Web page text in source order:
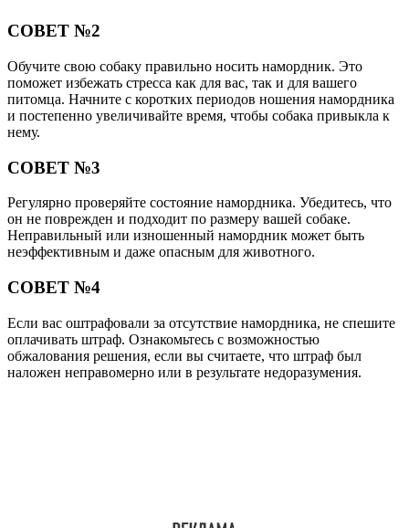
СОВЕТ №2
Обучите свою собаку правильно носить намордник. Это
поможет избежать стресса как для вас, так и для вашего
питомца. Начните с коротких периодов ношения намордника
и постепенно увеличивайте время, чтобы собака привыкла к
нему.
СОВЕТ №3
Регулярно проверяйте состояние намордника. Убедитесь, что
он не поврежден и подходит по размеру вашей собаке.
Неправильный или изношенный намордник может быть
неэффективным и даже опасным для животного.
СОВЕТ №4
Если вас оштрафовали за отсутствие намордника, не спешите
оплачивать штраф. Ознакомьтесь с возможностью
обжалования решения, если вы считаете, что штраф был
наложен неправомерно или в результате недоразумения.